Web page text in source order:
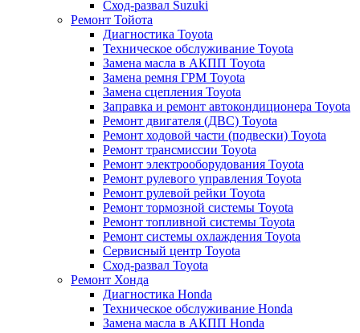
Сход-развал Suzuki
Ремонт Тойота
Диагностика Toyota
Техническое обслуживание Toyota
Замена масла в АКПП Toyota
Замена ремня ГРМ Toyota
Замена сцепления Toyota
Заправка и ремонт автокондиционера Toyota
Ремонт двигателя (ДВС) Toyota
Ремонт ходовой части (подвески) Toyota
Ремонт трансмиссии Toyota
Ремонт электрооборудования Toyota
Ремонт рулевого управления Toyota
Ремонт рулевой рейки Toyota
Ремонт тормозной системы Toyota
Ремонт топливной системы Toyota
Ремонт системы охлаждения Toyota
Сервисный центр Toyota
Сход-развал Toyota
Ремонт Хонда
Диагностика Honda
Техническое обслуживание Honda
Замена масла в АКПП Honda